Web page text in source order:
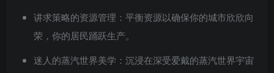
讲求策略的资源管理：平衡资源以确保你的城市欣欣向
荣，你的居民踊跃生产。
迷人的蒸汽世界美学：沉浸在深受爱戴的蒸汽世界宇宙